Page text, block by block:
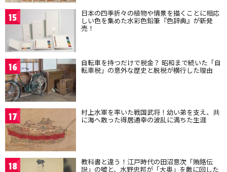
15 日本の四季折々の植物や情景を描くことに相応
しい色を集めた水彩色鉛筆『色辞典』が新発
売！
16 自転車を持つだけで税金？ 昭和まで続いた「自
転車税」の意外な歴史と脱税が横行した理由
17 村上水軍を率いた戦国武将！幼い弟を支え、共
に海へ散った得居通幸の波乱に満ちた生涯
18 教科書と違う！江戸時代の田沼意次「賄賂伝
説」の嘘と、水野忠邦が「大奥」を敵に回した